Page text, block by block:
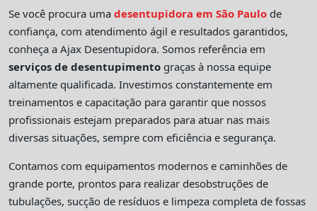
Se você procura umadesentupidora em São Paulo de
confiança, com atendimento ágil e resultados garantidos,
conheça a Ajax Desentupidora. Somos referência em
serviços de desentupimento graças à nossa equipe
altamente qualificada. Investimos constantemente em
treinamentos e capacitação para garantir que nossos
profissionais estejam preparados para atuar nas mais
diversas situações, sempre com eficiência e segurança.
Contamos com equipamentos modernos e caminhões de
grande porte, prontos para realizar desobstruções de
tubulações, sucção de resíduos e limpeza completa de fossas